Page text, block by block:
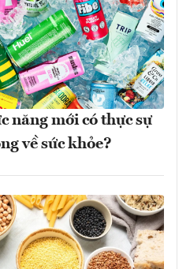
năng mới có thực sự
về sức khỏe?